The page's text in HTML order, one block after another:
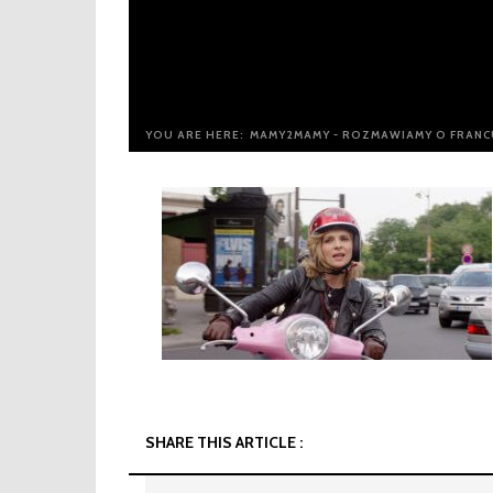
YOU ARE HERE: MAMY2MAMY - ROZMAWIAMY O
SHARE THIS ARTICLE :